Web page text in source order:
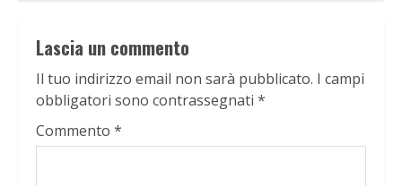
Lascia un commento
Il tuo indirizzo email non sarà pubblicato. I campi
obbligatori sono contrassegnati *
Commento *